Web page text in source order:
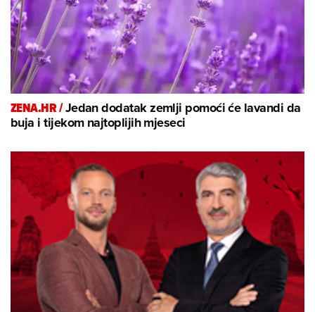
ZENA.HR /Jedan dodatak zemlji pomoći će lavandi da
buja i tijekom najtoplijih mjeseci